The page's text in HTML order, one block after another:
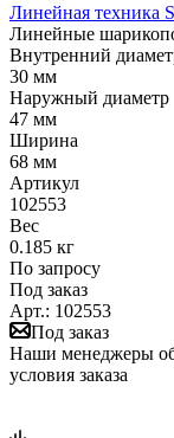
Линейная техника
Линейные
Внутренний
30 мм
Наружный диаметр
47 мм
Ширина
68 мм
Артикул
102553
Вес
0.185 кг
По запросу
Под заказ
Арт.: 102553
Под заказ
Наши менеджеры
условия заказа